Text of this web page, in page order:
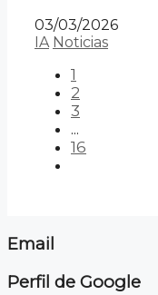
03/03/2026
IA Noticias
1
2
3
...
16
Email
Perfil de Google